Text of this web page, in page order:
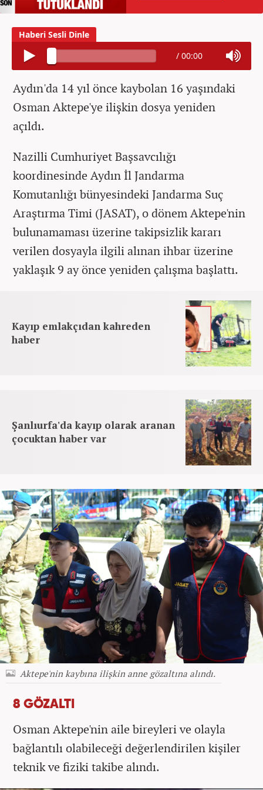
/ 00:00
Aydın'da 14 yıl önce kaybolan 16 yaşındaki
Osman Aktepe'ye ilişkin dosya yeniden
açıldı.
Nazilli Cumhuriyet Başsavcılığı
koordinesinde Aydın İl Jandarma
Komutanlığı bünyesindeki Jandarma Suç
Araştırma Timi (JASAT), o dönem Aktepe'nin
bulunamaması üzerine takipsizlik kararı
verilen dosyayla ilgili alınan ihbar üzerine
yaklaşık 9 ay önce yeniden çalışma başlattı.
Kayıp emlakçıdan kahreden
haber
Şanlıurfa'da kayıp olarak aranan
çocuktan haber var
Aktepe'nin kaybına ilişkin anne gözaltına alındı.
8 GÖZALTI
Osman Aktepe'nin aile bireyleri ve olayla
bağlantılı olabileceği değerlendirilen kişiler
teknik ve fiziki takibe alındı.